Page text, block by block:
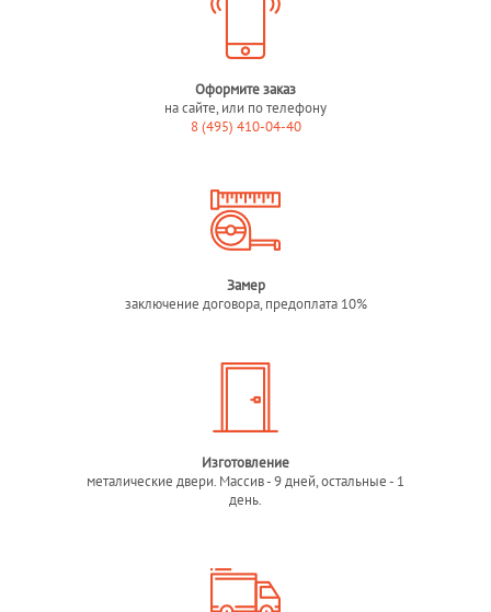
Оформите заказ
на сайте, или по телефону
8 (495) 410-04-40
Замер
заключение договора, предоплата 10%
Изготовление
металические двери. Массив - 9 дней, остальные - 1
день.